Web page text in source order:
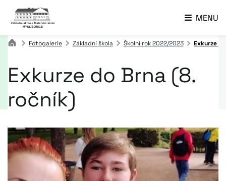
MENU
Fotogalerie Základní škola Školní rok 2022/2023 Exkurze
Exkurze do Brna (8.
ročník)